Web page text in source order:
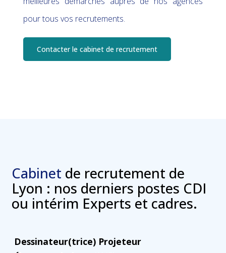
pour tous vos recrutements.
Contacter le cabinet de recrutement
Cabinet de recrutement de
Lyon : nos derniers postes CDI
ou intérim Experts et cadres.
Dessinateur(trice) Projeteur